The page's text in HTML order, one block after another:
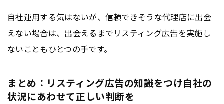
自社運用する気はないが、信頼できそうな代理店に出会
えない場合は、出会えるまでリスティング広告を実施し
ないこともひとつの手です。
まとめ：リスティング広告の知識をつけ自社の
状況にあわせて正しい判断を